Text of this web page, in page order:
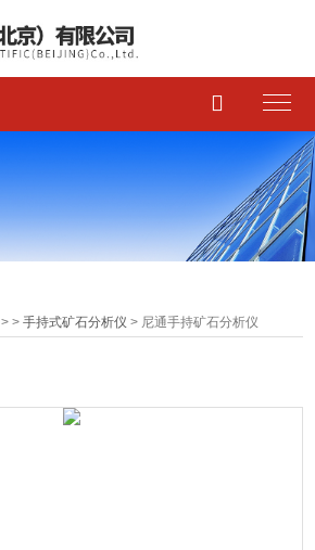

> >手持式矿石分析仪 > 尼通手持矿石分析仪